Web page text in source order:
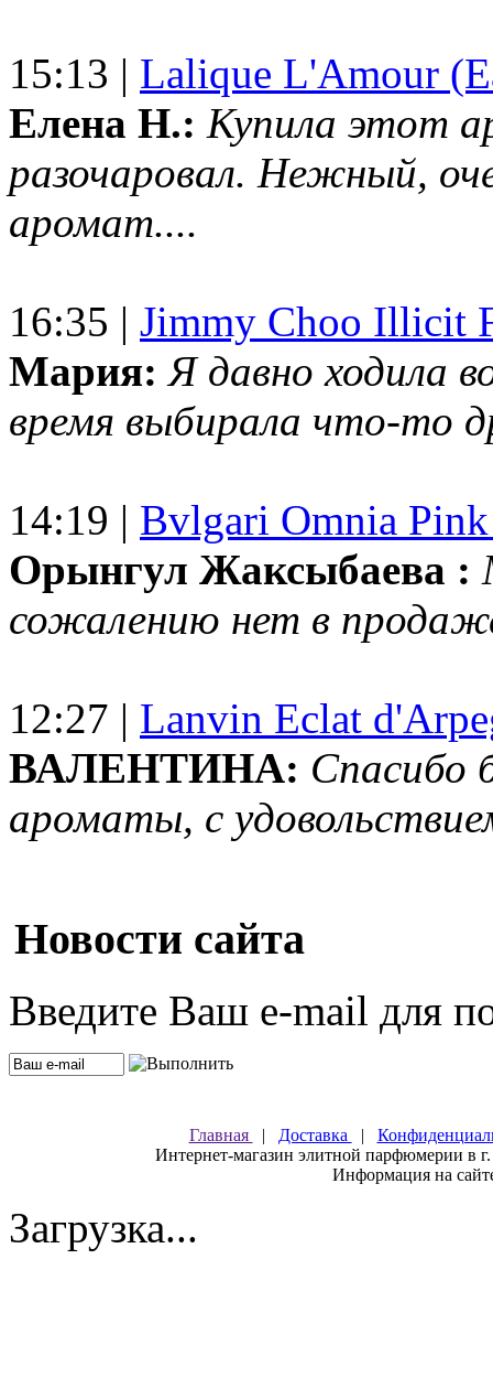
15:13 | Lalique L'Amour
Елена Н.: Купила этот
разочаровал. Нежный,
аромат....
16:35 | Jimmy Choo Illicit
Мария: Я давно ходила
время выбирала что-то
14:19 | Bvlgari Omnia
Орынгул Жаксыбаева :
сожалению нет в
12:27 | Lanvin Eclat
ВАЛЕНТИНА: Спасибо
ароматы, с
Новости сайта
Введите Ваш e-mail для
Главная | Доставка |
Интернет-магазин элитной парфюмерии в
Информация на
Загрузка...